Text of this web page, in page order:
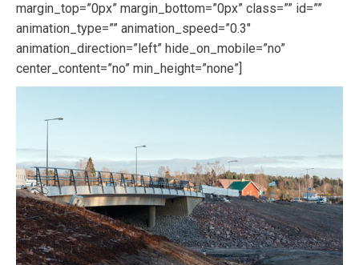
margin_top=”0px” margin_bottom=”0px” class=”” id=””
animation_type=”” animation_speed=”0.3″
animation_direction=”left” hide_on_mobile=”no”
center_content=”no” min_height=”none”]